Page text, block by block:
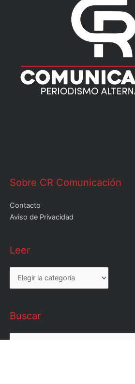
Sobre CR Comunicación
Contacto
Aviso de Privacidad
Leer
Leer
Buscar